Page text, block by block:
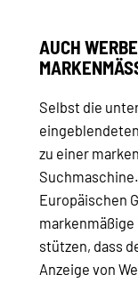
AUCH
Selbst die
zu einer
Europäischen
stützen, dass
Anzeige von